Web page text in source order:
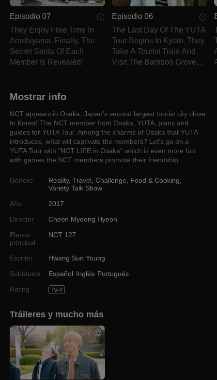
Episodio 07
They Enjoy Free Time In
Arashiyama. Finally, The
Secret Santa Of Each
Member Is Revealed!
Episodio 06
The Last Day Of The YUTA
Tour Begins In Kyoto. They
Take A Tourist Train And
Visit The Bamboo Grove
Mostrar info
NCT appears in Osaka, Japan's second largest tourist city close
to Korea! The NCT member from Osaka, YUTA, plans and
guides for YUTA Tour. Among the charms of Osaka that YUTA
introduces, what will captivate the members? Let's go on a
YUTA Tour with "NCT LIFE in Osaka" which is even more fun
with games the NCT members promote their friendship.
Género Reality, Travel Challenge Food & Cooking
Variety Talk Show
Año
2017
Director
Cheon Myeong Hyeon
Elenco
principal
NCT 127
Escritor
Hwang Sun Young
Subtítulos
Español Inglés Portugués
Rating
TV-Y
Tráileres y mucho más